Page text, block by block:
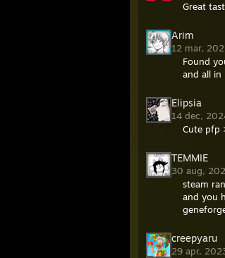
Great
Arim
12 mar,
Found
and all in
Elipsia
14 dec,
Cute pfp
TEMMIE
30 aug,
steam
and you
creepyaru
29 apr,